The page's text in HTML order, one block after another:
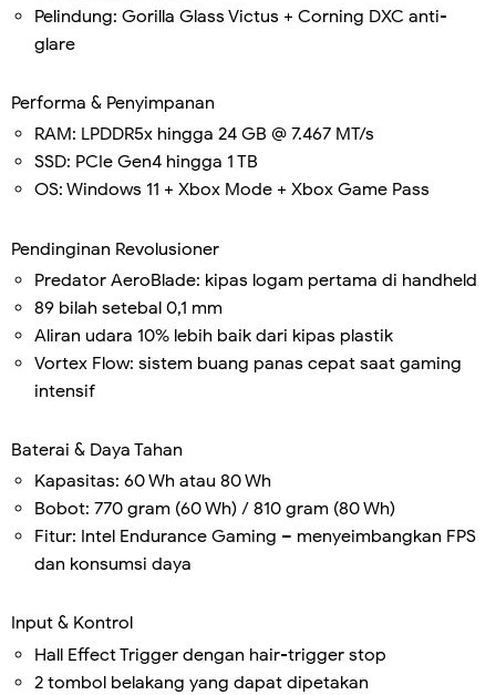
Pelindung: Gorilla Glass Victus + Corning DXC anti-
glare
Performa & Penyimpanan
RAM: LPDDR5x hingga 24 GB @ 7.467 MT/s
SSD: PCIe Gen4 hingga 1 TB
OS: Windows 11 + Xbox Mode + Xbox Game Pass
Pendinginan Revolusioner
Predator AeroBlade: kipas logam pertama di handheld
89 bilah setebal 0,1 mm
Aliran udara 10% lebih baik dari kipas plastik
Vortex Flow: sistem buang panas cepat saat gaming
intensif
Baterai & Daya Tahan
Kapasitas: 60 Wh atau 80 Wh
Bobot: 770 gram (60 Wh) / 810 gram (80 Wh)
Fitur: Intel Endurance Gaming – menyeimbangkan FPS
dan konsumsi daya
Input & Kontrol
Hall Effect Trigger dengan hair-trigger stop
2 tombol belakang yang dapat dipetakan